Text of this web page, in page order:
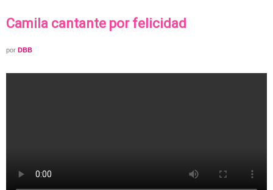
Camila cantante por felicidad
por DBB